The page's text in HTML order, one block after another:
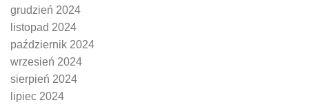
grudzień 2024
listopad 2024
październik 2024
wrzesień 2024
sierpień 2024
lipiec 2024